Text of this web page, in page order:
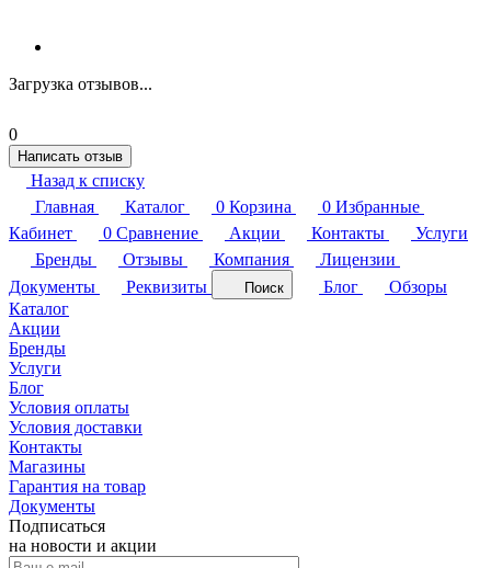
Загрузка отзывов...
0
Написать отзыв
Назад к списку
Главная
Каталог 0 Корзина 0 Избранные
Кабинет
0 Сравнение Акции Контакты
Услуги
Бренды
Отзывы Компания
Лицензии
Документы
Реквизиты Поиск Блог
Обзоры
Каталог
Акции
Бренды
Услуги
Блог
Условия оплаты
Условия доставки
Контакты
Магазины
Гарантия на товар
Документы
Подписаться
на новости и акции